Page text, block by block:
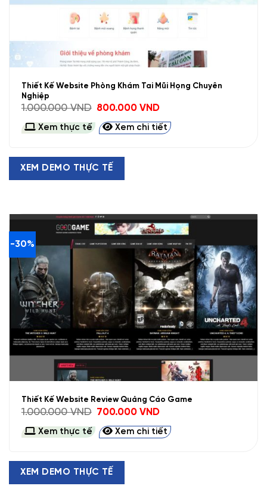
Thiết Kế Website Phòng Khám Tai Mũi Họng Chuyên
Nghiệp
1.000.000VND
Giá
là:
1.000.000 VND.
800.000VNDGiá
tại
là:
Xem thực tế Xem chi tiết
XEM DEMO THỰC TẾ
-30%
Thiết Kế Website Review Quảng Cáo Game
1.000.000VND
Giá
gốc
là:
1.000.000 VND.
700.000VNDGiá
tại
là:
700.000 VND.
Xem thực tế Xem chi tiết
XEM DEMO THỰC TẾ